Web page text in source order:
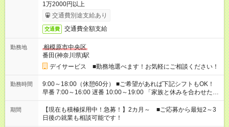
1万2000円以上
交通費別途支給あり
交通費 交通費全額支給
勤務地
相模原市中央区
番田(神奈川県)駅
デイサービス ■勤務地選べます！お気軽にご相談ください！
勤務時間
9:00～18:00（休憩60分） ■ご希望があれば下記シフトもOK！
早番 7:00～16:00 遅番 10:00～19:00 「家族と休みを合わせた
い」 「余裕を持って夕飯の準備がしたい」 「できれば残業はし
たくない」 など、ご希望を教えてくださいね。 ※Wワーク希望
の方へ 今ご覧のお仕事で希望する勤務時間と、もう1つのお仕事
の勤務時間。 合計で週40時間を超える場合は応募できません。
期間
【現在も積極採用中！急募！】2カ月～ ■ご応募から最短2～3
日後の就業も相談可能です！